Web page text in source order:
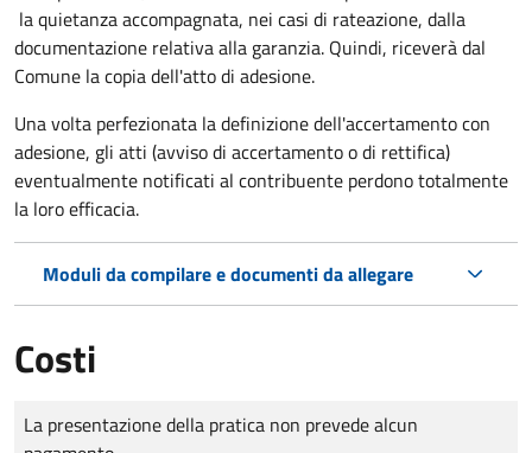
la quietanza accompagnata, nei casi di rateazione, dalla
documentazione relativa alla garanzia. Quindi, riceverà dal
Comune la copia dell'atto di adesione.
Una volta perfezionata la definizione dell'accertamento con
adesione, gli atti (avviso di accertamento o di rettifica)
eventualmente notificati al contribuente perdono totalmente
la loro efficacia.
Moduli da compilare e documenti da allegare
Costi
Tipo di pagamento
Importo
La presentazione della pratica non prevede alcun